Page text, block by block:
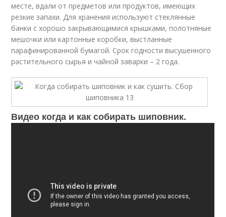
месте, вдали от предметов или продуктов, имеющих
резкие запахи. Для хранения используют стеклянные
банки с хорошо закрывающимися крышками, полотняные
мешочки или картонные коробки, выстланные
парафинированной бумагой. Срок годности высушенного
растительного сырья и чайной заварки – 2 года.
Видео когда и как собирать шиповник.